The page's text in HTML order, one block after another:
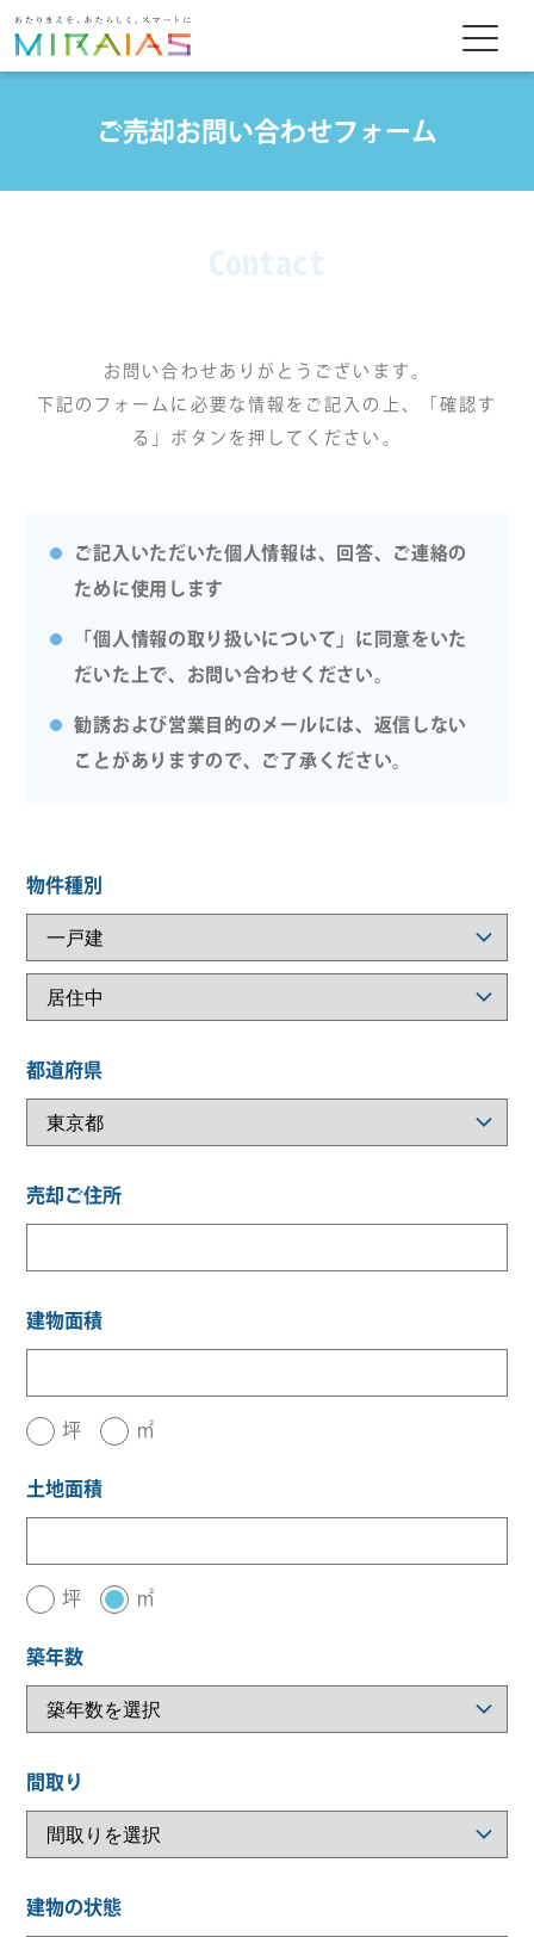
ご売却お問い合わせフォーム
お問い合わせありがとうございます。
下記のフォームに必要な情報をご記入の上、「確認す
る」ボタンを押してください。
ご記入いただいた個人情報は、回答、ご連絡の
ために使用します
「個人情報の取り扱いについて」に同意をいた
だいた上で、お問い合わせください。
勧誘および営業目的のメールには、返信しない
ことがありますので、ご了承ください。
物件種別
都道府県
売却ご住所
建物面積
坪 ㎡
土地面積
坪 ㎡
築年数
間取り
建物の状態